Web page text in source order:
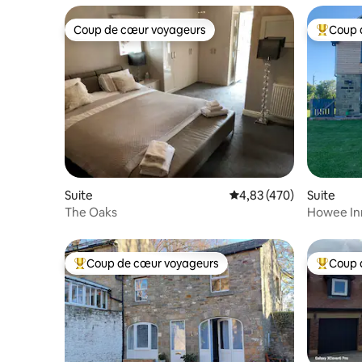
Coup de cœur voyageurs
Coup de cœur voyageurs
Suite Évaluation moyenne
4,83 (470)
The Oaks
Coups
Coup
Suite
Howee
Coups de cœur voyageurs les plus appréciés
Coup de cœur voyageurs Coups
Coup